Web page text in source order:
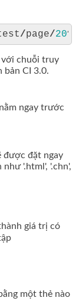
/page/20?
với chuỗi truy
bản CI 3.0.
ngay trước
được đặt ngay
'.html', '.chn',
giá trị có
một thẻ nào